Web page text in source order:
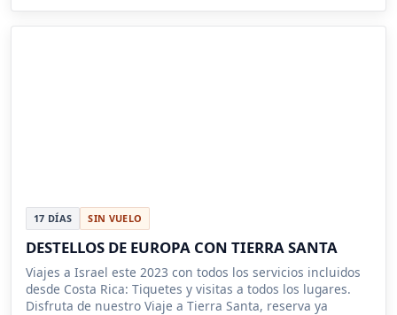
17 DÍAS SIN VUELO
DESTELLOS DE EUROPA CON TIERRA SANTA
Viajes a Israel este 2023 con todos los servicios incluidos
desde Costa Rica: Tiquetes y visitas a todos los lugares.
Disfruta de nuestro Viaje a Tierra Santa, reserva ya